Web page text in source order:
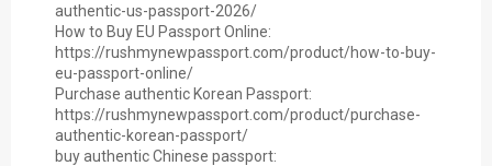
authentic-us-passport-2026/
How to Buy EU Passport Online:
https://rushmynewpassport.com/product/how-to-buy-
eu-passport-online/
Purchase authentic Korean Passport:
https://rushmynewpassport.com/product/purchase-
authentic-korean-passport/
buy authentic Chinese passport: